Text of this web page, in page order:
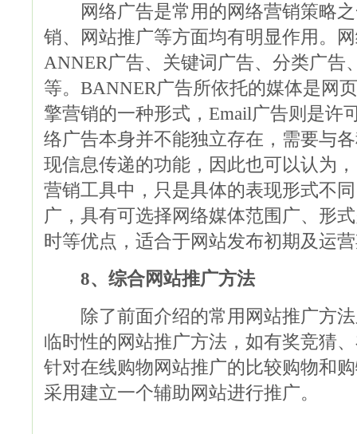
网络广告是常用的网络营销策略之
销、网站推广等方面均有明显作用。
ANNER广告、关键词广告、分类广告
等。BANNER广告所依托的媒体是网
擎营销的一种形式，Email广告则是许
络广告本身并不能独立存在，需要与
现信息传递的功能，因此也可以认为
营销工具中，只是具体的表现形式不
广，具有可选择网络媒体范围广、形
时等优点，适合于网站发布初期及运
8、综合网站推广方法
除了前面介绍的常用网站推广方法
临时性的网站推广方法，如有奖竞猜
针对在线购物网站推广的比较购物和
采用建立一个辅助网站进行推广。